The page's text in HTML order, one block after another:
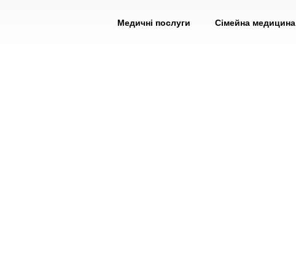
Медичні послуги Сімейна медицина